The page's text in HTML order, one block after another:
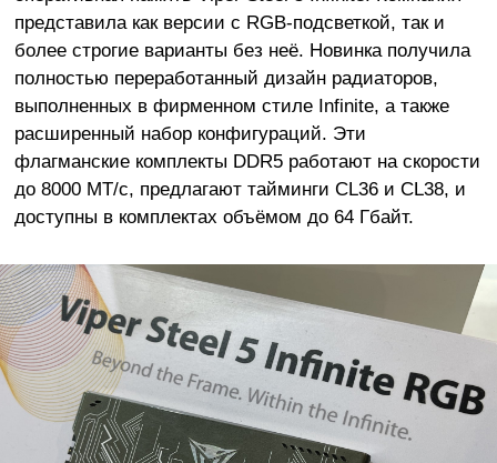
представила как версии с RGB-подсветкой, так и
более строгие варианты без неё. Новинка получила
полностью переработанный дизайн радиаторов,
выполненных в фирменном стиле Infinite, а также
расширенный набор конфигураций. Эти
флагманские комплекты DDR5 работают на скорости
до 8000 МТ/с, предлагают тайминги CL36 и CL38, и
доступны в комплектах объёмом до 64 Гбайт.